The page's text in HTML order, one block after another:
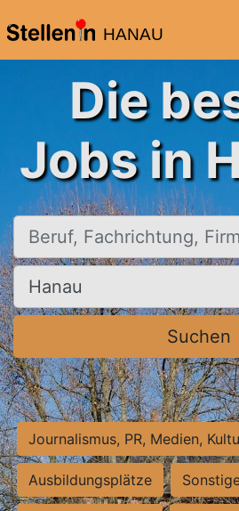
HANAU
Die
Jobs in
Beruf, Fachrichtung, Firma
Ort, Stadt
Suchen
Journalismus, PR, Medien,
Ausbildungsplätze